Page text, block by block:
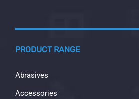
PRODUCT RANGE
Abrasives
Accessories